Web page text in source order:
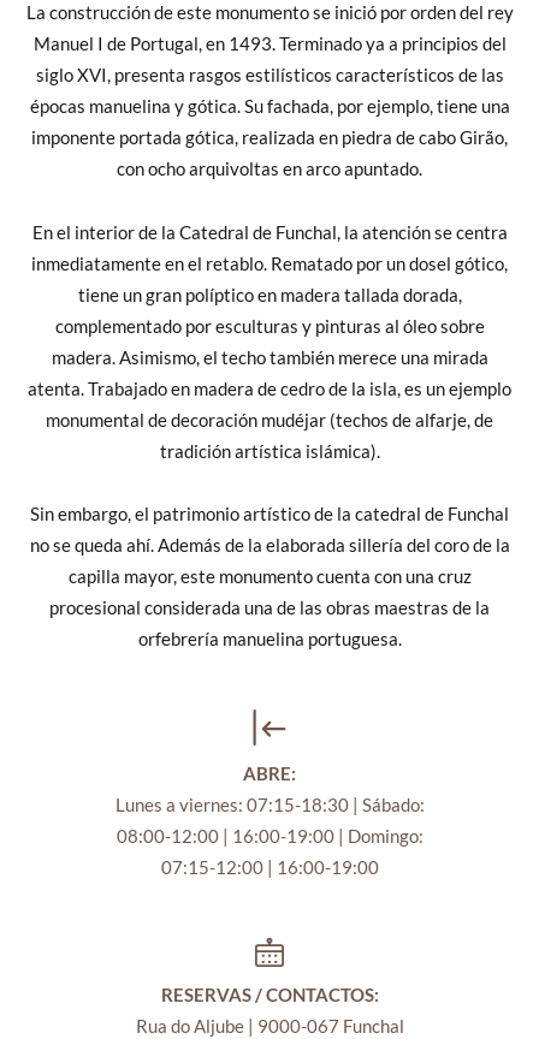
La construcción de este monumento se inició por orden del rey
Manuel I de Portugal, en 1493. Terminado ya a principios del
siglo XVI, presenta rasgos estilísticos característicos de las
épocas manuelina y gótica. Su fachada, por ejemplo, tiene una
imponente portada gótica, realizada en piedra de cabo Girão,
con ocho arquivoltas en arco apuntado.
En el interior de la Catedral de Funchal, la atención se centra
inmediatamente en el retablo. Rematado por un dosel gótico,
tiene un gran políptico en madera tallada dorada,
complementado por esculturas y pinturas al óleo sobre
madera. Asimismo, el techo también merece una mirada
atenta. Trabajado en madera de cedro de la isla, es un ejemplo
monumental de decoración mudéjar (techos de alfarje, de
tradición artística islámica).
Sin embargo, el patrimonio artístico de la catedral de Funchal
no se queda ahí. Además de la elaborada sillería del coro de la
capilla mayor, este monumento cuenta con una cruz
procesional considerada una de las obras maestras de la
orfebrería manuelina portuguesa.
ABRE:
Lunes a viernes: 07:15-18:30 | Sábado:
08:00-12:00 | 16:00-19:00 | Domingo:
07:15-12:00 | 16:00-19:00
RESERVAS / CONTACTOS:
Rua do Aljube | 9000-067 Funchal